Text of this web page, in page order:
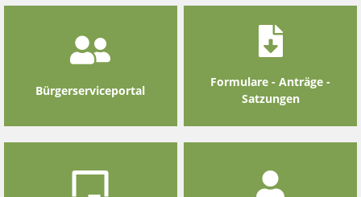
Bürgerserviceportal
Formulare - Anträge -
Satzungen